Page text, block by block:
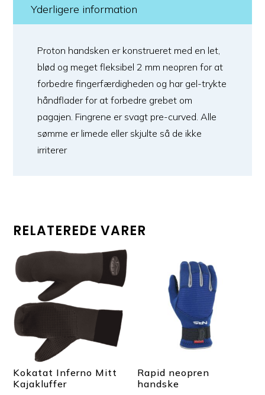
Yderligere information
Proton handsken er konstrueret med en let,
blød og meget fleksibel 2 mm neopren for at
forbedre fingerfærdigheden og har gel-trykte
håndflader for at forbedre grebet om
pagajen. Fingrene er svagt pre-curved. Alle
sømme er limede eller skjulte så de ikke
irriterer
RELATEREDE VARER
Kokatat Inferno Mitt
Kajakluffer
Rapid neopren
handske